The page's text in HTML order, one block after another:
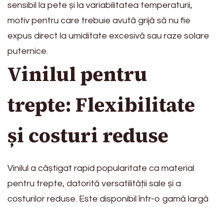
sensibil la pete și la variabilitatea temperaturii,
motiv pentru care trebuie avută grijă să nu fie
expus direct la umiditate excesivă sau raze solare
puternice.
Vinilul pentru
trepte: Flexibilitate
și costuri reduse
Vinilul a câștigat rapid popularitate ca material
pentru trepte, datorită versatilității sale și a
costurilor reduse. Este disponibil într-o gamă largă